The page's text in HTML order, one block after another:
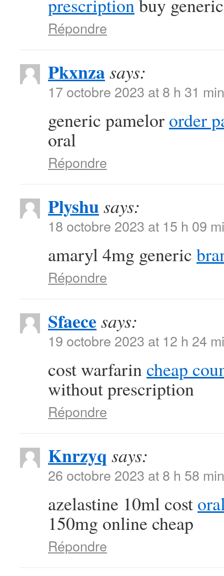
prescriptionbuy
Répondre
Pkxnzasays:
17 octobre 2023 at 8 h 31 min
generic pamelor order
oral
Répondre
Plyshusays:
18 octobre 2023 at 15 h 09
amaryl 4mg generic
Répondre
Sfaece says:
19 octobre 2023 at 12 h 24
cost warfarin cheap
without prescription
Répondre
Knrzyq says:
26 octobre 2023 at 8 h 58 min
azelastine 10ml cost
150mg online cheap
Répondre